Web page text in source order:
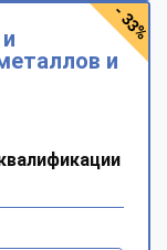
и
- 33%